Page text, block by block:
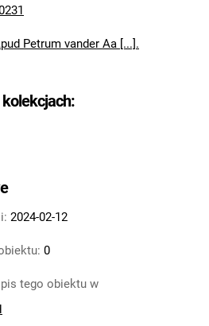
Petrum vander Aa [...].
2024-02-12
0
tego obiektu w